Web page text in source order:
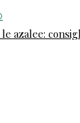
azalee: